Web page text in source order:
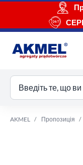
кошик
Введіть те, що
AKMEL Пропозиція